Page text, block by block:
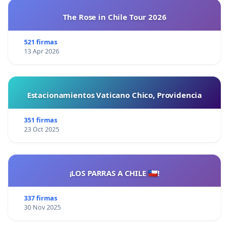
The Rose in Chile Tour 2026
521 firmas
13 Apr 2026
Estacionamientos Vaticano Chico, Providencia
351 firmas
23 Oct 2025
¡LOS PARRAS A CHILE 🇨🇱!
337 firmas
30 Nov 2025